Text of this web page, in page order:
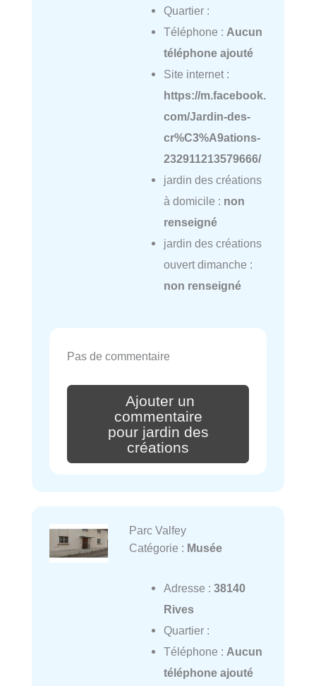
Quartier :
Téléphone : Aucun
téléphone ajouté
Site internet :
https://m.facebook.
com/Jardin-des-
cr%C3%A9ations-
232911213579666/
jardin des créations
à domicile : non
renseigné
jardin des créations
ouvert dimanche :
non renseigné
Pas de commentaire
Ajouter un
commentaire
pour jardin des
créations
Parc Valfey
Catégorie : Musée
Adresse : 38140
Rives
Quartier :
Téléphone : Aucun
téléphone ajouté